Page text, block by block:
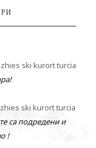
ski kurort turcia
ski kurort turcia
са подредени и
!